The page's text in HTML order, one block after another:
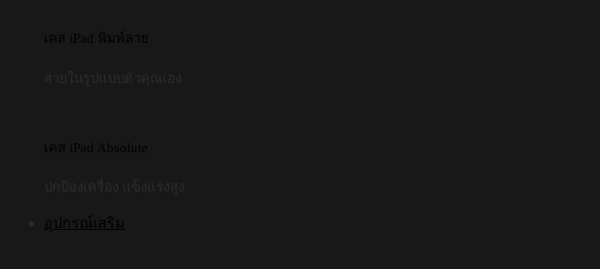
เคส iPad พิมพ์ลาย
เคส iPad Absolute
อุปกรณ์เสริม